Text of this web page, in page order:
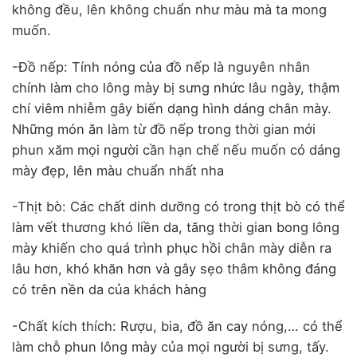
không đều, lên không chuẩn như màu mà ta mong
muốn.
-Đồ nếp: Tính nóng của đồ nếp là nguyên nhân
chính làm cho lông mày bị sưng nhức lâu ngày, thậm
chí viêm nhiễm gây biến dạng hình dáng chân mày.
Những món ăn làm từ đồ nếp trong thời gian mới
phun xăm mọi người cần hạn chế nếu muốn có dáng
mày đẹp, lên màu chuẩn nhất nha
-Thịt bò: Các chất dinh dưỡng có trong thịt bò có thể
làm vết thương khó liền da, tăng thời gian bong lông
mày khiến cho quá trình phục hồi chân mày diễn ra
lâu hơn, khó khăn hơn và gây sẹo thâm không đáng
có trên nền da của khách hàng
-Chất kích thích: Rượu, bia, đồ ăn cay nóng,… có thể
làm chỗ phun lông mày của mọi người bị sưng, tấy.